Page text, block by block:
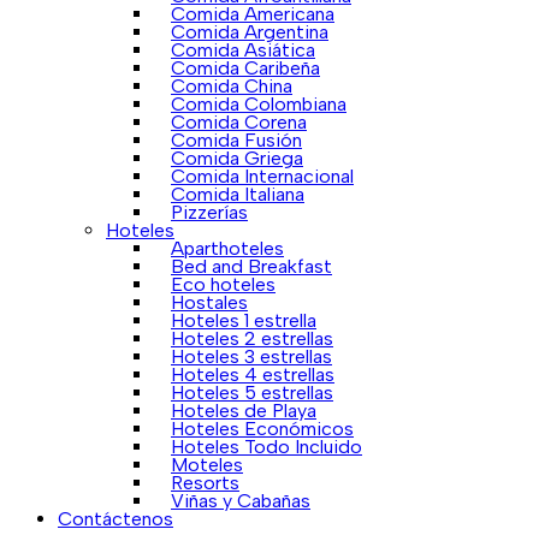
Comida Americana
Comida Argentina
Comida Asiática
Comida Caribeña
Comida China
Comida Colombiana
Comida Corena
Comida Fusión
Comida Griega
Comida Internacional
Comida Italiana
Pizzerías
Hoteles
Aparthoteles
Bed and Breakfast
Eco hoteles
Hostales
Hoteles 1 estrella
Hoteles 2 estrellas
Hoteles 3 estrellas
Hoteles 4 estrellas
Hoteles 5 estrellas
Hoteles de Playa
Hoteles Económicos
Hoteles Todo Incluido
Moteles
Resorts
Viñas y Cabañas
Contáctenos